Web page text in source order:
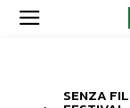
SENZA